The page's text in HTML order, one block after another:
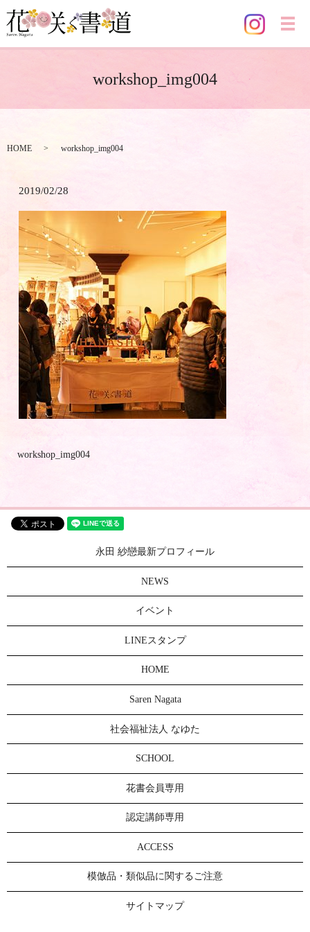
メ
workshop_img004
HOME workshop_img004
2019/02/28
workshop_img004
永田 紗戀最新プロフィール
NEWS
イベント
LINEスタンプ
HOME
Saren Nagata
社会福祉法人 なゆた
SCHOOL
花書会員専用
認定講師専用
ACCESS
模倣品・類似品に関するご注意
サイトマップ